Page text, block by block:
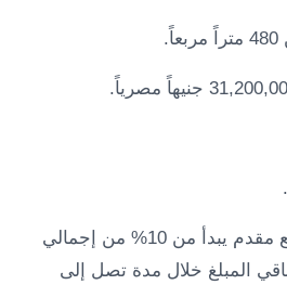
يمكنك دفع مقدم يبدأ من 10% من إجمالي
المبلغ خلال مدة تصل إلى